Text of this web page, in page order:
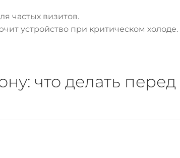
частых визитов.
устройство при критическом холоде.
что делать